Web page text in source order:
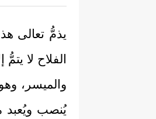
يذمُّ تعالى
الفلاح لا
والميسر،
يُنصب ويُعبد